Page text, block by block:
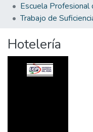
Hotelería